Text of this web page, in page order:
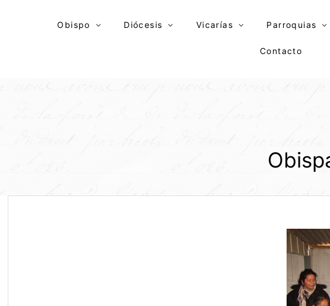
Obispo Diócesis Vicarías Parroquias
Contacto